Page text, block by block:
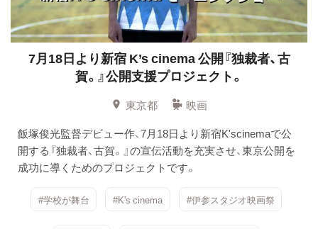
7月18日より新宿 K’s cinema 公開『独裁者、古
賀。』公開支援プロジェクト。
東京都
映画
飯塚俊光監督デビュー作、7月18日より新宿K'scinemaで公
開する『独裁者、古賀。』の宣伝活動を充実させ、東京公開を
成功に導くためのプロジェクトです。
#学校が舞台 #K's cinema #伊参スタジオ映画祭